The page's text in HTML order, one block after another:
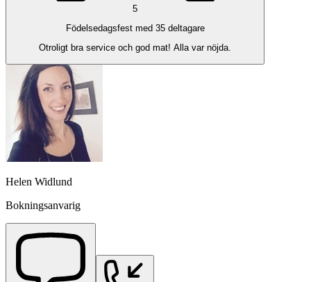
5
Födelsedagsfest med 35 deltagare
Otroligt bra service och god mat! Alla var nöjda.
Helen Widlund
Bokningsanvarig